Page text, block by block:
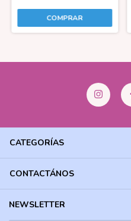
CATEGORÍAS
CONTACTÁNOS
NEWSLETTER